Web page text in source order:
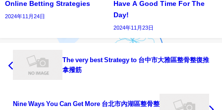
Online Betting Strategies
2024年11月24日
Have A Good Time For The
Day!
2024年11月23日
The very best Strategy to 台中市大雅區整骨整復推
拿撥筋
Nine Ways You Can Get More 台北市內湖區整骨整